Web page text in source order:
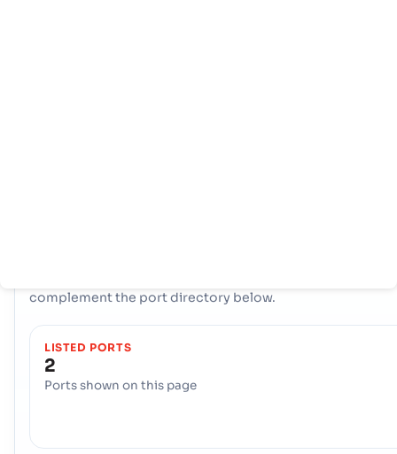
complement the port directory below.
LISTED PORTS
2
Ports shown on this page